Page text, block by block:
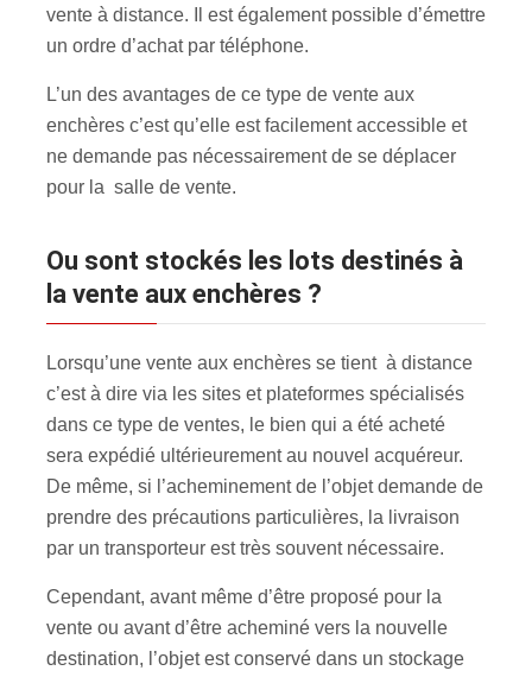
vente à distance. Il est également possible d’émettre
un ordre d’achat par téléphone.
L’un des avantages de ce type de vente aux
enchères c’est qu’elle est facilement accessible et
ne demande pas nécessairement de se déplacer
pour la salle de vente.
Ou sont stockés les lots destinés à
la vente aux enchères ?
Lorsqu’une vente aux enchères se tient à distance
c’est à dire via les sites et plateformes spécialisés
dans ce type de ventes, le bien qui a été acheté
sera expédié ultérieurement au nouvel acquéreur.
De même, si l’acheminement de l’objet demande de
prendre des précautions particulières, la livraison
par un transporteur est très souvent nécessaire.
Cependant, avant même d’être proposé pour la
vente ou avant d’être acheminé vers la nouvelle
destination, l’objet est conservé dans un stockage